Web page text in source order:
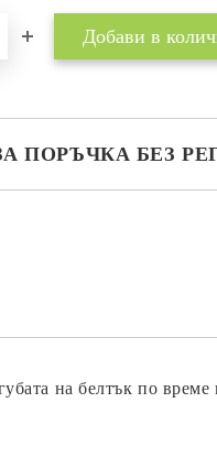
ПОРЪЧКА БЕЗ
на белтък по